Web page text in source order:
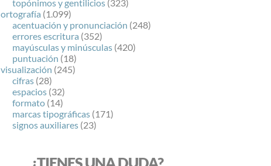
topónimos y gentilicios (323)
ortografía (1.099)
acentuación y pronunciación (248)
errores escritura (352)
mayúsculas y minúsculas (420)
puntuación (18)
visualización (245)
cifras (28)
espacios (32)
formato (14)
marcas tipográficas (171)
signos auxiliares (23)
¿TIENES UNA DUDA?